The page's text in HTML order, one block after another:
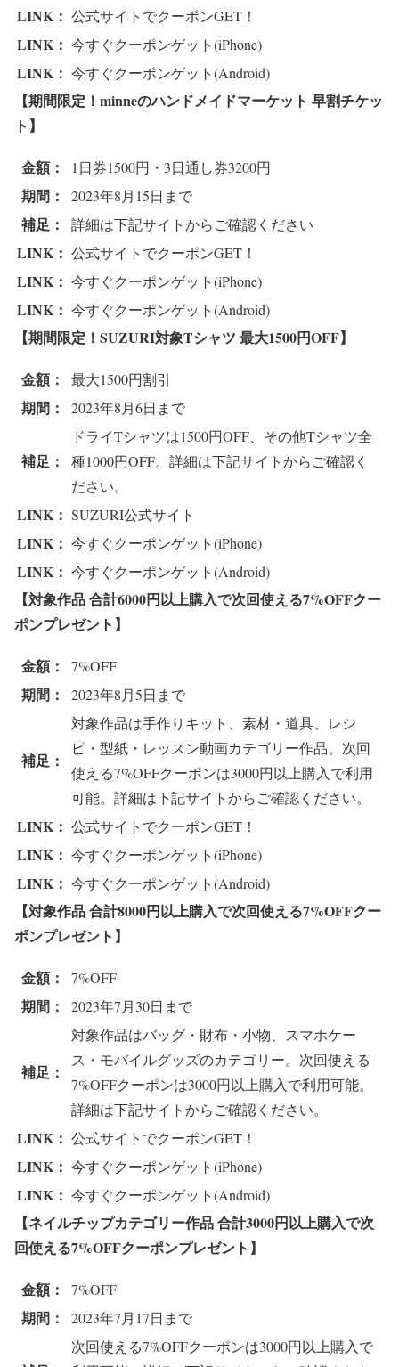
LINK： 公式サイトでクーポンGET！
LINK： 今すぐクーポンゲット(iPhone)
LINK： 今すぐクーポンゲット(Android)
【期間限定！minneのハンドメイドマーケット 早割チケッ
ト 】
金額： 1日券1500円・3日通し券3200円
期間： 2023年8月15日まで
補足： 詳細は下記サイトからご確認ください
LINK： 公式サイトでクーポンGET！
LINK： 今すぐクーポンゲット(iPhone)
LINK： 今すぐクーポンゲット(Android)
【期間限定！SUZURI対象Tシャツ 最大1500円OFF】
金額： 最大1500円割引
期間： 2023年8月6日まで
補足：
ドライTシャツは1500円OFF、その他Tシャツ全
種1000円OFF。詳細は下記サイトからご確認く
ださい。
LINK： SUZURI公式サイト
LINK： 今すぐクーポンゲット(iPhone)
LINK： 今すぐクーポンゲット(Android)
【対象作品 合計6000円以上購入で次回使える7%OFFクー
ポンプレゼント 】
金額： 7%OFF
期間： 2023年8月5日まで
補足：
対象作品は手作りキット、素材・道具、レシ
ピ・型紙・レッスン動画カテゴリー作品。次回
使える7%OFFクーポンは3000円以上購入で利用
可能。詳細は下記サイトからご確認ください。
LINK： 公式サイトでクーポンGET！
LINK： 今すぐクーポンゲット(iPhone)
LINK： 今すぐクーポンゲット(Android)
【対象作品 合計8000円以上購入で次回使える7%OFFクー
ポンプレゼント 】
金額： 7%OFF
期間： 2023年7月30日まで
補足：
対象作品はバッグ・財布・小物、スマホケー
ス・モバイルグッズのカテゴリー。次回使える
7%OFFクーポンは3000円以上購入で利用可能。
詳細は下記サイトからご確認ください。
LINK： 公式サイトでクーポンGET！
LINK： 今すぐクーポンゲット(iPhone)
LINK： 今すぐクーポンゲット(Android)
【ネイルチップカテゴリー作品 合計3000円以上購入で次
回使える7%OFFクーポンプレゼント 】
金額： 7%OFF
期間： 2023年7月17日まで
次回使える7%OFFクーポンは3000円以上購入で